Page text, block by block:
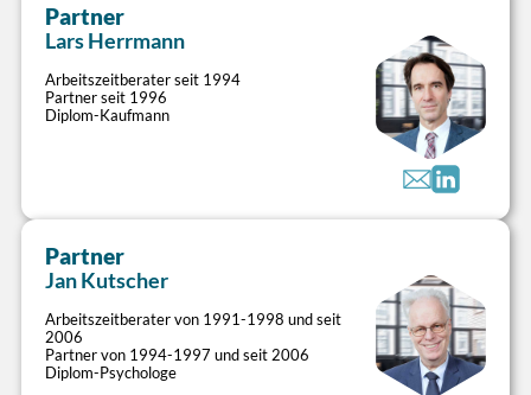
ausschöpfen
Flexibilisierung und Vereinfachung
Integration von Arbeitszeitsystemen in
moderne Arbeitsformen
Zukunftsfähige Vertrauensarbeitszeit-
Grunddienstpläne, Modulsysteme)
Systematisches Ausfallzeitenmanagement,
Zeitkonten, Flexibilitäts-Spielregeln
Coaching betrieblicher Arbeitszeitspezialisten
Personalbedarf
Bedarfsgerechten Stellenbedarf transparent und
unabhängig ermitteln
Leistungsbezogene Personaldimensionierung
Partner
Lars Herrmann
Arbeitszeitberater seit 1994
Partner seit 1996
Diplom-Kaufmann
Partner
Jan Kutscher
Arbeitszeitberater von 1991-1998 und seit
2006
Partner von 1994-1997 und seit 2006
Diplom-Psychologe